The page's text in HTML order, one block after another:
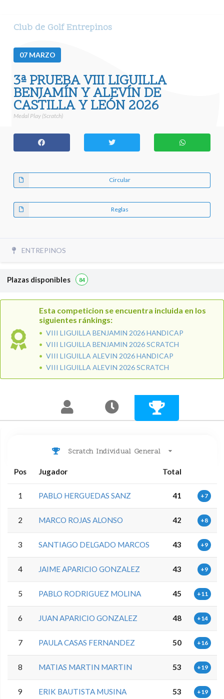
Club de Golf Entrepinos
07 MARZO
3ª PRUEBA VIII LIGUILLA
BENJAMÍN Y ALEVÍN DE
CASTILLA Y LEÓN 2026
Medal Play (Scratch)
Circular
Reglas
ENTREPINOS
Plazas disponibles 84
Esta competicion se encuentra incluida en los
siguientes ránkings:
VIII LIGUILLA BENJAMIN 2026 HANDICAP
VIII LIGUILLA BENJAMIN 2026 SCRATCH
VIII LIGUILLA ALEVIN 2026 HANDICAP
VIII LIGUILLA ALEVIN 2026 SCRATCH
Scratch Individual General
Pos Jugador Total
1 PABLO HERGUEDAS SANZ 41 +7
2 MARCO ROJAS ALONSO 42 +8
3 SANTIAGO DELGADO MARCOS 43 +9
4 JAIME APARICIO GONZALEZ 43 +9
5 PABLO RODRIGUEZ MOLINA 45 +11
6 JUAN APARICIO GONZALEZ 48 +14
7 PAULA CASAS FERNANDEZ 50 +16
8 MATIAS MARTIN MARTIN 53 +19
9 ERIK BAUTISTA MUSINA 53 +19